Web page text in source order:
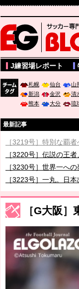
サッカー専門新聞
J練習場レポート
札幌 仙台 山
新潟
金沢 清
熊本
大分 琉
最新記事
［3219号］特別な覇
［3220号］伝説の王
［3230号］世界一へ
［3223号］一丸。日
［3222号］史上最大
長谷川 アーリアジャ
［G大阪